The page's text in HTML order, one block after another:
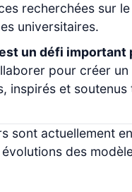
recherchées sur
universitaires.
un défi important
pour créer
inspirés et
sont actuellement
des